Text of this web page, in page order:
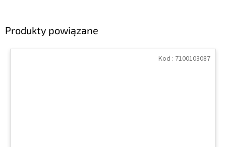
Produkty powiązane
Kod : 7100103087